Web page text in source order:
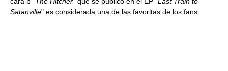
Satanville" es considerada una de las favoritas de los fans.